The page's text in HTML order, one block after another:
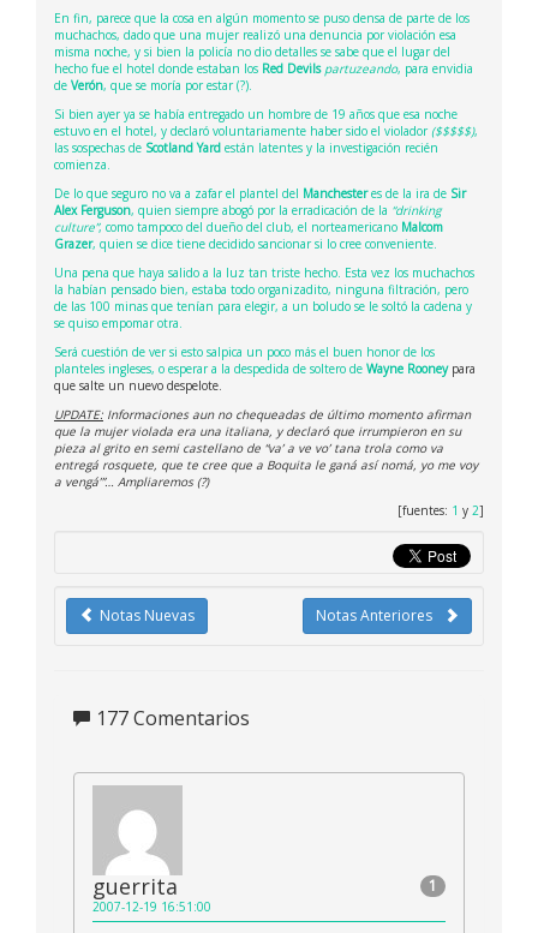
En fin, parece que la cosa en algún momento se puso densa de parte de los
muchachos, dado que una mujer realizó una denuncia por violación esa
misma noche, y si bien la policía no dio detalles se sabe que el lugar del
hecho fue el hotel donde estaban los Red Devils partuzeando, para envidia
de Verón, que se moría por estar (?).
Si bien ayer ya se había entregado un hombre de 19 años que esa noche
estuvo en el hotel, y declaró voluntariamente haber sido el violador($$$$$),
las sospechas de Scotland Yard están latentes y la investigación recién
comienza.
De lo que seguro no va a zafar el plantel del Manchesteres de la ira de Sir
Alex Ferguson, quien siempre abogó por la erradicación de la “drinking
culture”, como tampoco del dueño del club, el norteamericano Malcom
Grazer, quien se dice tiene decidido sancionar si lo cree conveniente.
Una pena que haya salido a la luz tan triste hecho. Esta vez los muchachos
la habían pensado bien, estaba todo organizadito, ninguna filtración, pero
de las 100 minas que tenían para elegir, a un boludo se le soltó la cadena y
se quiso empomar otra.
Será cuestión de ver si esto salpica un poco más el buen honor de los
planteles ingleses, o esperar a la despedida de soltero de Wayne Rooneypara
que salte un nuevo despelote.
UPDATE: Informaciones aun no chequeadas de último momento afirman
que la mujer violada era una italiana, y declaró que irrumpieron en su
pieza al grito en semi castellano de “va’ a ve vo’ tana trola como va
entregá rosquete, que te cree que a Boquita le ganá así nomá, yo me voy
a vengá’”… Ampliaremos (?)
[fuentes: 1 y 2]
Notas Anteriores
Notas Nuevas
177Comentarios
1
guerrita
2007-12-19 16:51:00